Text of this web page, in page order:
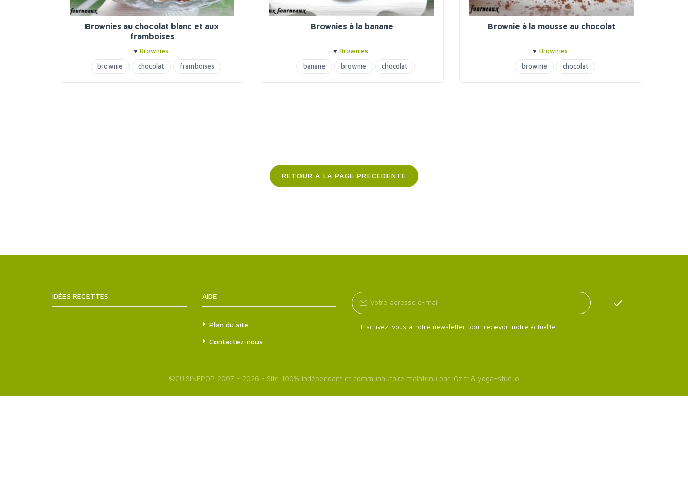
Brownies au chocolat blanc et aux
framboises
♥ Brownies
brownie
chocolat framboises
Brownies à la banane
♥ Brownies
banane
brownie chocolat
Brownie à la mousse au chocolat
♥ Brownies
brownie
chocolat
RETOUR À LA PAGE PRÉCÉDENTE
IDÉES RECETTES AIDE
Plan du site
Contactez-nous
Inscrivez-vous à notre newsletter pour recevoir notre actualité.
©CUISINEPOP 2007 - 2026 - Site 100% indépendant et communautaire maintenu par iOz.fr & yoga-stud.io